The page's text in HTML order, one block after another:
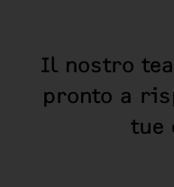
Il nostro
pronto a
tue